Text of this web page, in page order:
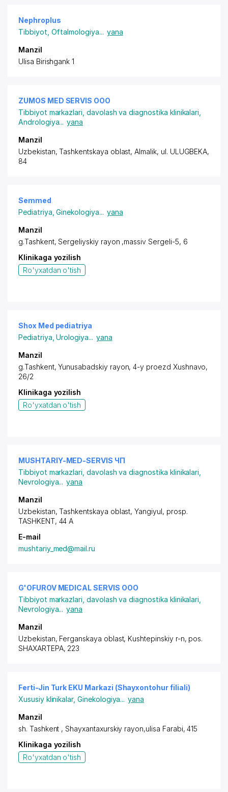
Nephroplus
Tibbiyot Oftalmologiya... yana
Manzil
Ulisa Birishgank 1
ZUMOS MED SERVIS ООО
Tibbiyot markazlari, davolash va diagnostika klinikalari
Andrologiya... yana
Manzil
Uzbekistan, Tashkentskaya oblast, Almalik, ul. ULUGBEKA,
84
Semmed
Pediatriya ,Ginekologiya... yana
Manzil
g.Tashkent,Sergeliyskiy rayon ,massiv Sergeli-5, 6
Klinikaga yozilish
Ro'yxatdan o'tish
Shox Med pediatriya
Pediatriya ,Urologiya... yana
Manzil
g.Tashkent,Yunusabadskiy rayon, 4-y proezd Xushnavo,
26/2
Klinikaga yozilish
Ro'yxatdan o'tish
MUSHTARIY-MED-SERVIS ЧП
Tibbiyot markazlari, davolash va diagnostika klinikalari
Nevrologiya... yana
Manzil
Uzbekistan, Tashkentskaya oblast, Yangiyul, prosp.
TASHKENT, 44 A
E-mail
mushtariy_med@mail.ru
G'OFUROV MEDICAL SERVIS ООО
Tibbiyot markazlari, davolash va diagnostika klinikalari
Nevrologiya... yana
Manzil
Uzbekistan, Ferganskaya oblast, Kushtepinskiy r-n, pos.
SHAXARTEPA, 223
Ferti-Jin Turk EKU Markazi (Shayxontohur filiali)
Xususiy klinikalar,Ginekologiya... yana
Manzil
sh. Tashkent ,Shayxantaxurskiy rayon,ulisa Farabi, 415
Klinikaga yozilish
Ro'yxatdan o'tish